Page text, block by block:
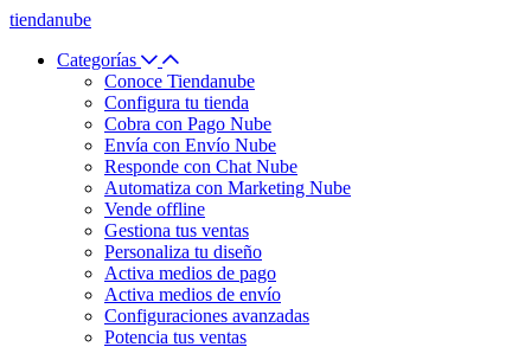
tiendanube
Categorías
Conoce Tiendanube
Configura tu tienda
Cobra con Pago Nube
Envía con Envío Nube
Responde con Chat Nube
Automatiza con Marketing Nube
Vende offline
Gestiona tus ventas
Personaliza tu diseño
Activa medios de pago
Activa medios de envío
Configuraciones avanzadas
Potencia tus ventas